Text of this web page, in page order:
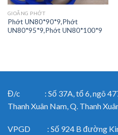
GIOĂNG PHỚT
Phớt UN80*90*9,Phớt
UN80*95*9,Phớt UN80*100*9
Đ/c : Số 37A, tổ 6, ngõ 477/
Thanh Xuân Nam, Q. Thanh
VPGD : Số 924 B đường